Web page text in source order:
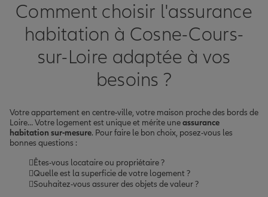
Comment choisir l'assurance
habitation à Cosne-Cours-
sur-Loire adaptée à vos
besoins ?
Votre appartement en centre-ville, votre maison proche des bords de
Loire… Votre logement est unique et mérite uneassurance
habitation sur-mesure. Pour faire le bon choix, posez-vous les
bonnes questions :
Êtes-vous locataire ou propriétaire ?
Quelle est la superficie de votre logement ?
Souhaitez-vous assurer des objets de valeur ?